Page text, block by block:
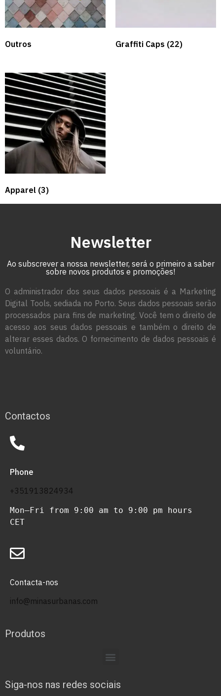
Outros Graffiti Caps​ (22)
Apparel (3)
Newsletter
Ao subscrever a nossa newsletter, será o primeiro a saber
sobre novos produtos e promoções!
O administrador dos seus dados pessoais é a Marketing
Digital Tools, sediada no Porto. Seus dados pessoais serão
processados para fins de marketing. Você tem o direito de
acesso aos seus dados pessoais e também o direito de
alterar esses dados. O fornecimento de dados pessoais é
voluntário.
Contactos
Phone
+351913824934
Mon–Fri from 9:00 am to 9:00 pm hours
CET
Contacta-nos
info@minasurbanas.com
Produtos
Siga-nos nas redes sociais